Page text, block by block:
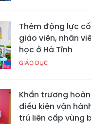
Thêm động lực
giáo viên, nhân
học ở Hà Tĩnh
GIÁO DỤC
Khẩn trương
điều kiện vận
trú liên cấp vùng